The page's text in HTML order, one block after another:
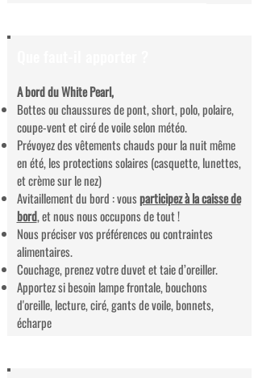
A bord du White Pearl,
Bottes ou chaussures de pont, short, polo, polaire,
coupe-vent et ciré de voile selon météo.
Prévoyez des vêtements chauds pour la nuit même
en été, les protections solaires (casquette, lunettes,
et crème sur le nez)
Avitaillement du bord : vousparticipez à la caisse de
bord, et nous nous occupons de tout !
Nous préciser vos préférences ou contraintes
alimentaires.
Couchage, prenez votre duvet et taie d’oreiller.
Apportez si besoin lampe frontale, bouchons
d'oreille, lecture, ciré, gants de voile, bonnets,
écharpe